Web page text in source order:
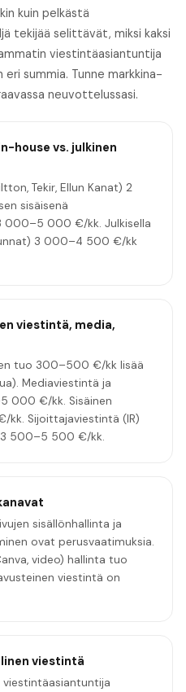
kuin pelkästä
tekijää selittävät, miksi kaksi
viestintäasiantuntija
summia. Tunne markkina-
neuvottelussasi.
house vs. julkinen
Tekir, Ellun Kanat) 2
sisäisenä
000–5 000 €/kk. Julkisella
3 000–4 500 €/kk
viestintä, media,
tuo 300–500 €/kk lisää
Mediaviestintä ja
000 €/kk. Sisäinen
Sijoittajaviestintä (IR)
500–5 500 €/kk.
sisällönhallinta ja
ovat perusvaatimuksia.
video) hallinta tuo
viestintä on
viestintä
viestintäasiantuntija